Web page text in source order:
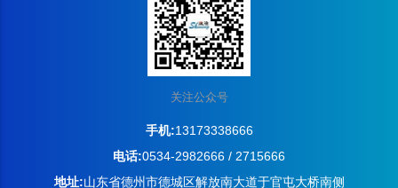
关注公众号
手机:13173338666
电话:0534-2982666 / 2715666
地址:山东省德州市德城区解放南大道于官屯大桥南侧